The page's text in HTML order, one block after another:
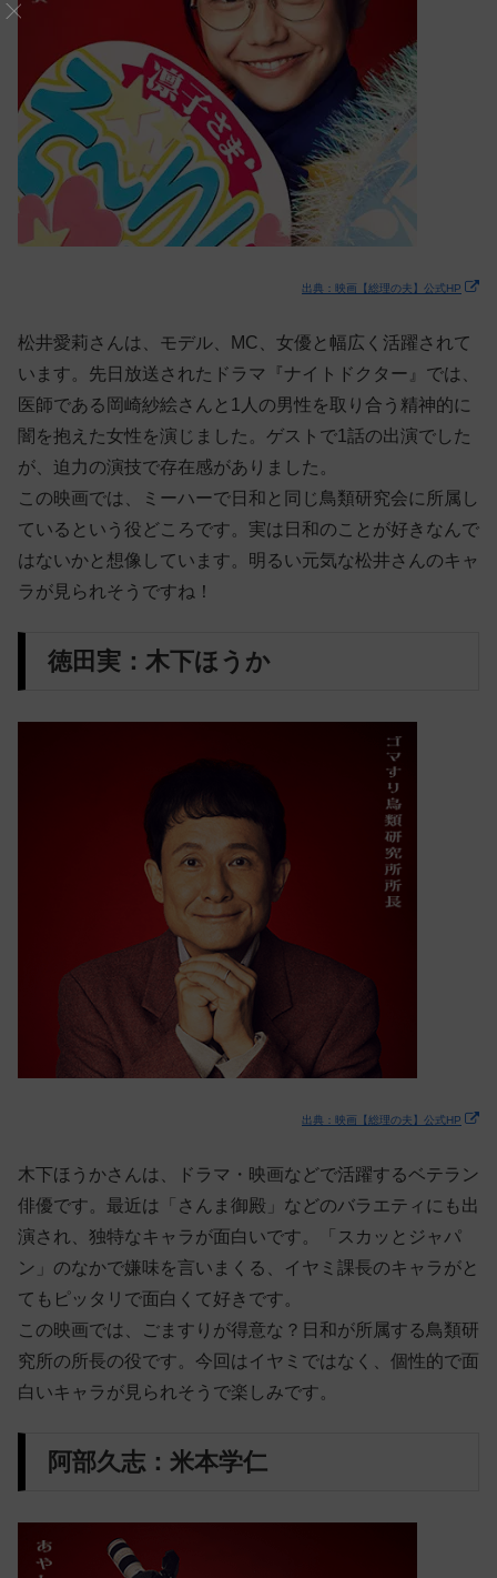
出典：映画【総理の夫】公式HP
松井愛莉さんは、モデル、MC、女優と幅広く活躍されて
います。先日放送されたドラマ『ナイトドクター』では、
医師である岡崎紗絵さんと1人の男性を取り合う精神的に
闇を抱えた女性を演じました。ゲストで1話の出演でした
が、迫力の演技で存在感がありました。
この映画では、ミーハーで日和と同じ鳥類研究会に所属し
ているという役どころです。実は日和のことが好きなんで
はないかと想像しています。明るい元気な松井さんのキャ
ラが見られそうですね！
徳田実：木下ほうか
出典：映画【総理の夫】公式HP
木下ほうかさんは、ドラマ・映画などで活躍するベテラン
俳優です。最近は「さんま御殿」などのバラエティにも出
演され、独特なキャラが面白いです。「スカッとジャパ
ン」のなかで嫌味を言いまくる、イヤミ課長のキャラがと
てもピッタリで面白くて好きです。
この映画では、ごますりが得意な？日和が所属する鳥類研
究所の所長の役です。今回はイヤミではなく、個性的で面
白いキャラが見られそうで楽しみです。
阿部久志：米本学仁